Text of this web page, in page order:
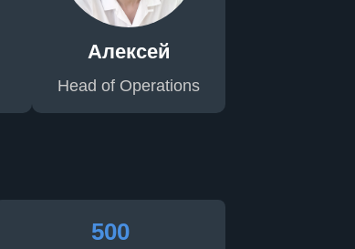
Алексей
Head of Operations
500